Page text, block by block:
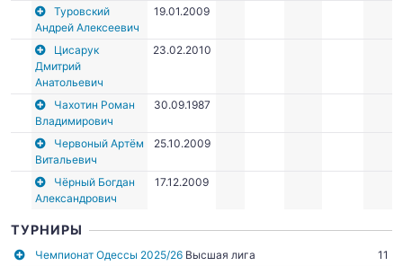
Туровский
Андрей Алексеевич
19.01.2009
Цисарук
Дмитрий
Анатольевич
23.02.2010
Чахотин Роман
Владимирович
30.09.1987
Червоный Артём
Витальевич
25.10.2009
Чёрный Богдан
Александрович
17.12.2009
ТУРНИРЫ
Чемпионат Одессы 2025/26Высшая лига
11